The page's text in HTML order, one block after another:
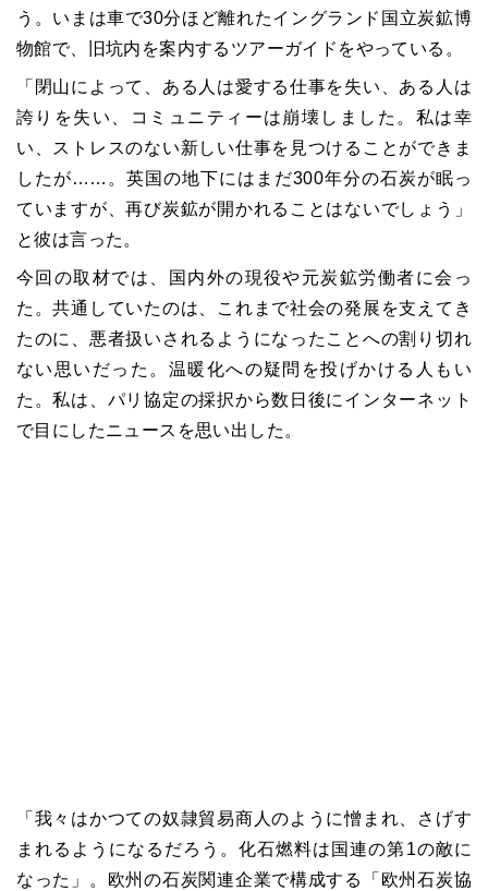
う。いまは車で30分ほど離れたイングランド国立炭鉱博
物館で、旧坑内を案内するツアーガイドをやっている。
「閉山によって、ある人は愛する仕事を失い、ある人は
誇りを失い、コミュニティーは崩壊しました。私は幸
い、ストレスのない新しい仕事を見つけることができま
したが……。英国の地下にはまだ300年分の石炭が眠っ
ていますが、再び炭鉱が開かれることはないでしょう」
と彼は言った。
今回の取材では、国内外の現役や元炭鉱労働者に会っ
た。共通していたのは、これまで社会の発展を支えてき
たのに、悪者扱いされるようになったことへの割り切れ
ない思いだった。温暖化への疑問を投げかける人もい
た。私は、パリ協定の採択から数日後にインターネット
で目にしたニュースを思い出した。
「我々はかつての奴隷貿易商人のように憎まれ、さげす
まれるようになるだろう。化石燃料は国連の第1の敵に
なった」。欧州の石炭関連企業で構成する「欧州石炭協